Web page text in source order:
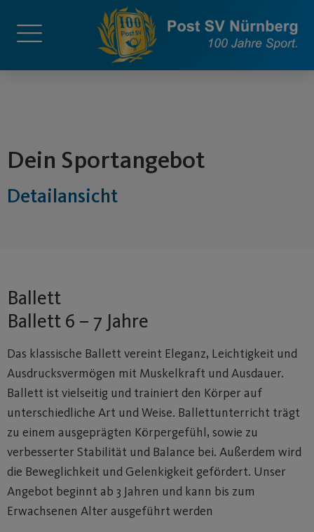
Dein Sportangebot
Detailansicht
Ballett
Ballett 6 – 7 Jahre
Das klassische Ballett vereint Eleganz, Leichtigkeit und
Ausdrucksvermögen mit Muskelkraft und Ausdauer.
Ballett ist vielseitig und trainiert den Körper auf
unterschiedliche Art und Weise. Ballettunterricht trägt
zu einem ausgeprägten Körpergefühl, sowie zu
verbesserter Stabilität und Balance bei. Außerdem wird
die Beweglichkeit und Gelenkigkeit gefördert. Unser
Angebot beginnt ab 3 Jahren und kann bis zum
Erwachsenen Alter ausgeführt werden